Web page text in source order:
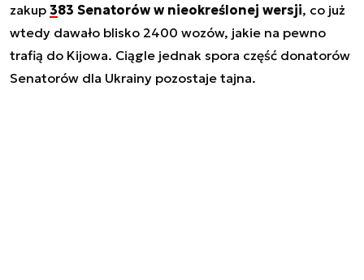
zakup 383 Senatorów w nieokreślonej wersji, co już
wtedy dawało blisko 2400 wozów, jakie na pewno
trafią do Kijowa. Ciągle jednak spora część donatorów
Senatorów dla Ukrainy pozostaje tajna.